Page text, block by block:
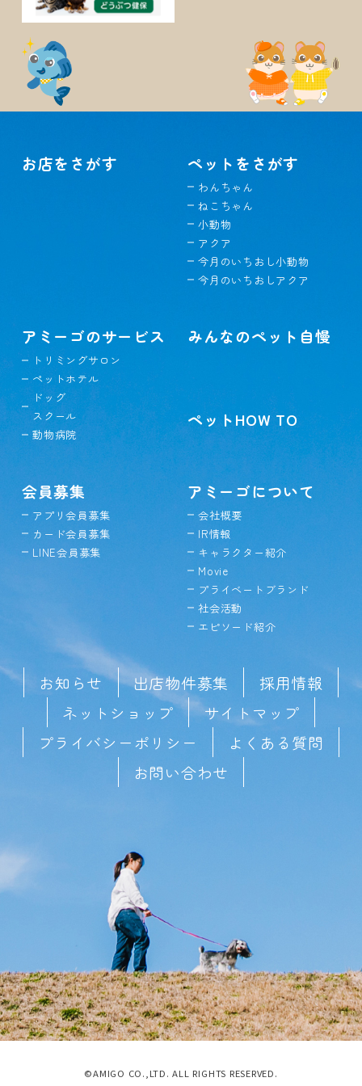
お店をさがす ペットをさがす
わんちゃん
ねこちゃん
小動物
アクア
今月のいちおし小動物
今月のいちおしアクア
アミーゴのサービス
トリミングサロン
ペットホテル
ドッグ
スクール
動物病院
みんなのペット自慢
ペットHOW TO
会員募集
アプリ会員募集
カード会員募集
LINE会員募集
アミーゴについて
会社概要
IR情報
キャラクター紹介
Movie
プライベートブランド
社会活動
エピソード紹介
お知らせ 出店物件募集
採用情報
ネットショップ
サイトマップ
プライバシーポリシー
よくある質問
お問い合わせ
©AMIGO CO.,LTD. ALL RIGHTS RESERVED.